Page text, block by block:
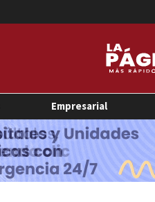
Empresarial